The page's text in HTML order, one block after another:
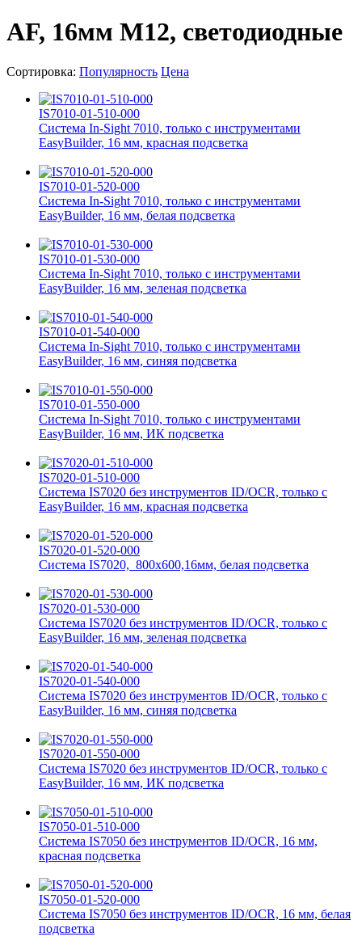
AF, 16мм M12, светодиодные
Сортировка: Популярность Цена
IS7010-01-510-000
Система In-Sight 7010, только с инструментами
EasyBuilder, 16 мм, красная подсветка
IS7010-01-520-000
Система In-Sight 7010, только с инструментами
EasyBuilder, 16 мм, белая подсветка
IS7010-01-530-000
Система In-Sight 7010, только с инструментами
EasyBuilder, 16 мм, зеленая подсветка
IS7010-01-540-000
Система In-Sight 7010, только с инструментами
EasyBuilder, 16 мм, синяя подсветка
IS7010-01-550-000
Система In-Sight 7010, только с инструментами
EasyBuilder, 16 мм, ИК подсветка
IS7020-01-510-000
Система IS7020 без инструментов ID/OCR, только с
EasyBuilder, 16 мм, красная подсветка
IS7020-01-520-000
Система IS7020, 800x600,16мм, белая подсветка
IS7020-01-530-000
Система IS7020 без инструментов ID/OCR, только с
EasyBuilder, 16 мм, зеленая подсветка
IS7020-01-540-000
Система IS7020 без инструментов ID/OCR, только с
EasyBuilder, 16 мм, синяя подсветка
IS7020-01-550-000
Система IS7020 без инструментов ID/OCR, только с
EasyBuilder, 16 мм, ИК подсветка
IS7050-01-510-000
Система IS7050 без инструментов ID/OCR, 16 мм,
красная подсветка
IS7050-01-520-000
Система IS7050 без инструментов ID/OCR, 16 мм, белая
подсветка